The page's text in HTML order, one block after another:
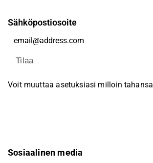
Sähköpostiosoite
Tilaa
Voit muuttaa asetuksiasi milloin tahansa
Sosiaalinen media